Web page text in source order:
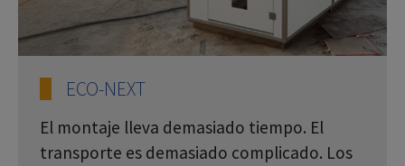
ECO-NEXT
El montaje lleva demasiado tiempo. El
transporte es demasiado complicado. Los